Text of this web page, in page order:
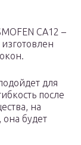
CA12 –
для
после
на
будет